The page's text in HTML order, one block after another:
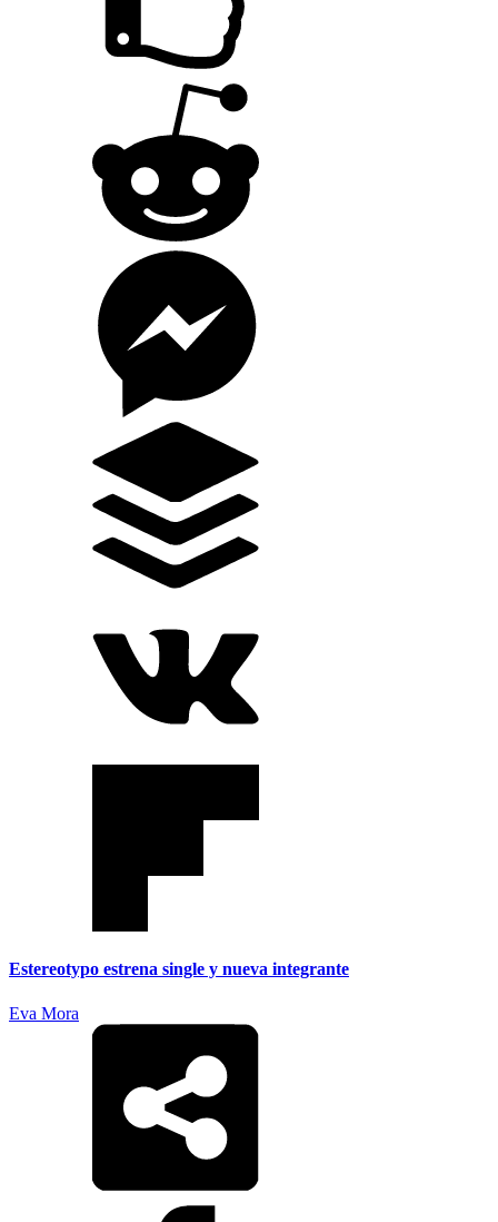
Estereotypo estrena single y nueva integrante
Eva Mora